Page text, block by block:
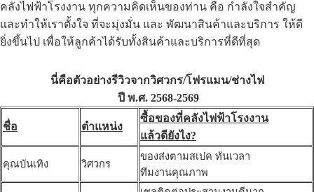
คลังไฟฟ้าโรงงาน ทุกความคิดเห็นของท่าน คือ กำลังใจสำคัญ
และทำให้เราตั้งใจ ที่จะมุ่งมั่น และ พัฒนาสินค้าและบริการ ให้ดี
ยิ่งขึ้นไป เพื่อให้ลูกค้าได้รับทั้งสินค้าและบริการที่ดีที่สุด
นี่คือตัวอย่างรีวิวจากวิศวกร/โฟรแมน/ช่างไฟ
ปี พ.ศ. 2568-2569
ชื่อ ตำแหน่ง
ซื้อของที่คลังไฟฟ้าโรงงาน
แล้วดียังไง?
คุณบันเทิง วิศวกร
ของส่งตามสเปค ทันเวลา
ทึมงานคุณภาพ